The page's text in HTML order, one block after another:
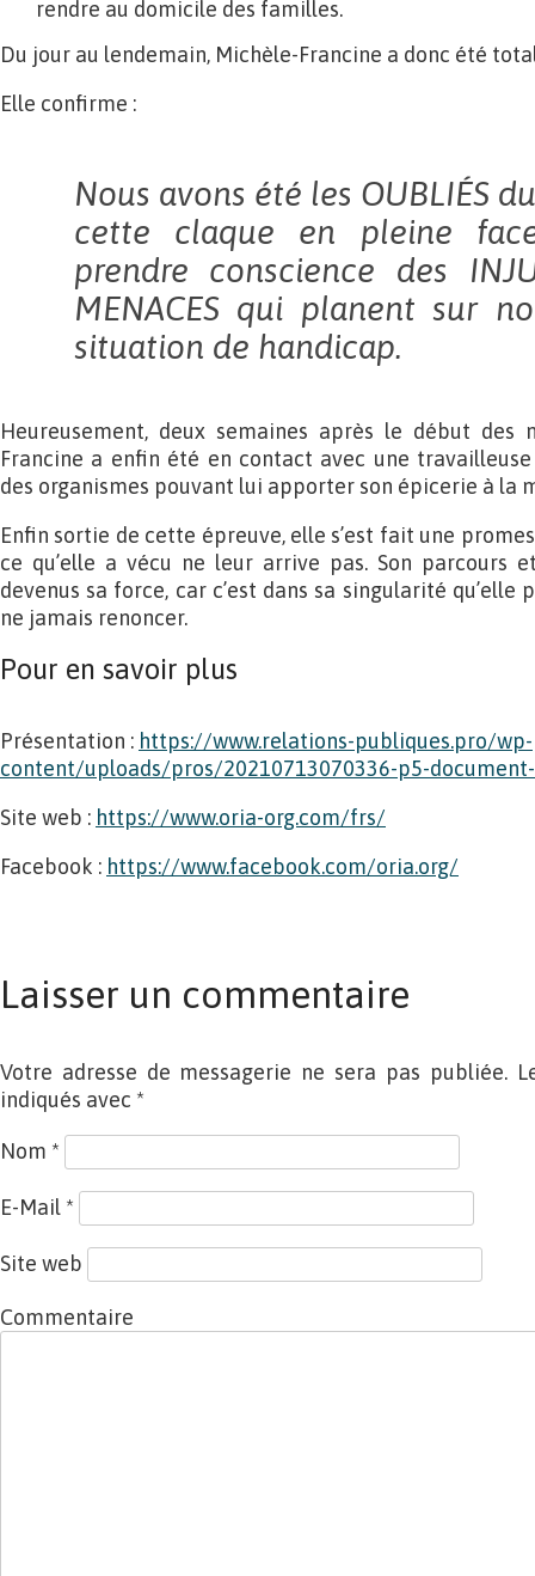
rendre au domicile des familles.
Du jour au lendemain, Michèle-Francine a donc été
Elle confirme :
Nous avons été les OUBLIÉS
cette claque en pleine
prendre conscience des
MENACES qui planent sur
situation de handicap.
Heureusement, deux semaines après le début des
Francine a enfin été en contact avec une
des organismes pouvant lui apporter son épicerie à la
Enfin sortie de cette épreuve, elle s’est fait une
ce qu’elle a vécu ne leur arrive pas. Son parcours
devenus sa force, car c’est dans sa singularité qu’elle
ne jamais renoncer.
Pour en savoir plus
Présentation : https://www.relations-publiques.pro/wp-
content/uploads/pros/20210713070336-p5-
Site web : https://www.oria-org.com/frs/
Facebook : https://www.facebook.com/oria.org/
Laisser un commentaire
Votre adresse de messagerie ne sera pas publiée.
indiqués avec *
Nom *
E-Mail *
Site web
Commentaire